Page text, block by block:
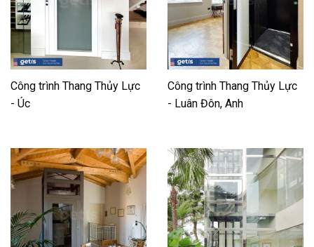
Công trình Thang Thủy Lực
- Úc
Công trình Thang Thủy Lực
- Luân Đôn, Anh